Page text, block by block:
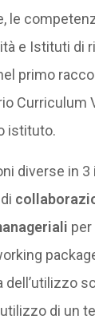
le
e Istituti di
primo
Curriculum
istituto.
diverse in
dell’utilizzo
di un